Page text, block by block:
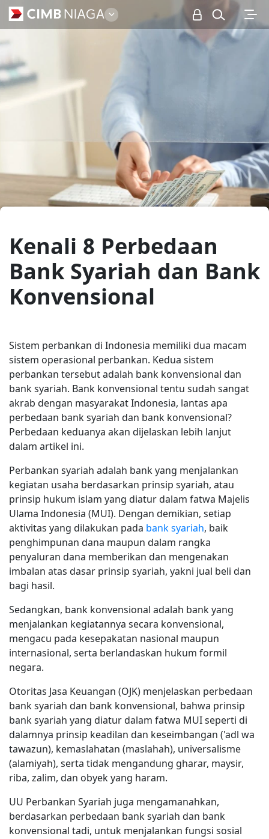
Personal
Kenali 8 Perbedaan
Bank Syariah dan Bank
Konvensional
Sistem perbankan di Indonesia memiliki dua macam
sistem operasional perbankan. Kedua sistem
perbankan tersebut adalah bank konvensional dan
bank syariah. Bank konvensional tentu sudah sangat
akrab dengan masyarakat Indonesia, lantas apa
perbedaan bank syariah dan bank konvensional?
Perbedaan keduanya akan dijelaskan lebih lanjut
dalam artikel ini.
Perbankan syariah adalah bank yang menjalankan
kegiatan usaha berdasarkan prinsip syariah, atau
prinsip hukum islam yang diatur dalam fatwa Majelis
Ulama Indonesia (MUI). Dengan demikian, setiap
aktivitas yang dilakukan pada bank syariah, baik
penghimpunan dana maupun dalam rangka
penyaluran dana memberikan dan mengenakan
imbalan atas dasar prinsip syariah, yakni jual beli dan
bagi hasil.
Sedangkan, bank konvensional adalah bank yang
menjalankan kegiatannya secara konvensional,
mengacu pada kesepakatan nasional maupun
internasional, serta berlandaskan hukum formil
negara.
Otoritas Jasa Keuangan (OJK) menjelaskan perbedaan
bank syariah dan bank konvensional, bahwa prinsip
bank syariah yang diatur dalam fatwa MUI seperti di
dalamnya prinsip keadilan dan keseimbangan ('adl wa
tawazun), kemaslahatan (maslahah), universalisme
(alamiyah), serta tidak mengandung gharar, maysir,
riba, zalim, dan obyek yang haram.
UU Perbankan Syariah juga mengamanahkan,
berdasarkan perbedaan bank syariah dan bank
konvensional tadi, untuk menjalankan fungsi sosial